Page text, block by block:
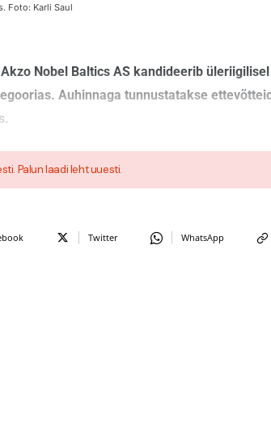
Foto: Karli Saul
Nobel Baltics AS kandideerib
Auhinnaga tunnustatakse
Palun laadi leht uuesti.
Twitter WhatsApp